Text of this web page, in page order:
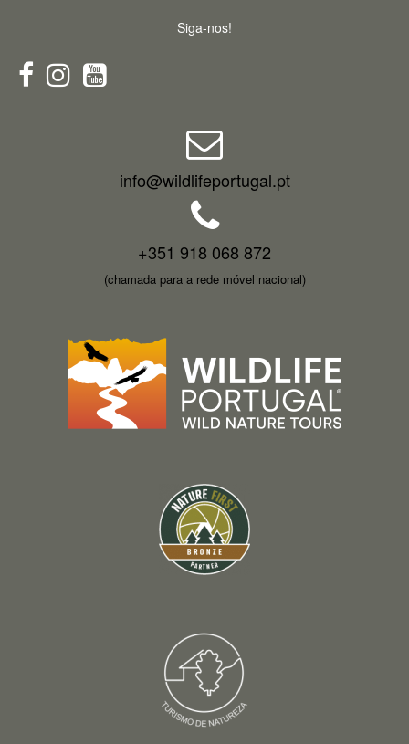
Siga-nos!
info@wildlifeportugal.pt
+351 918 068 872
(chamada para a rede móvel nacional)